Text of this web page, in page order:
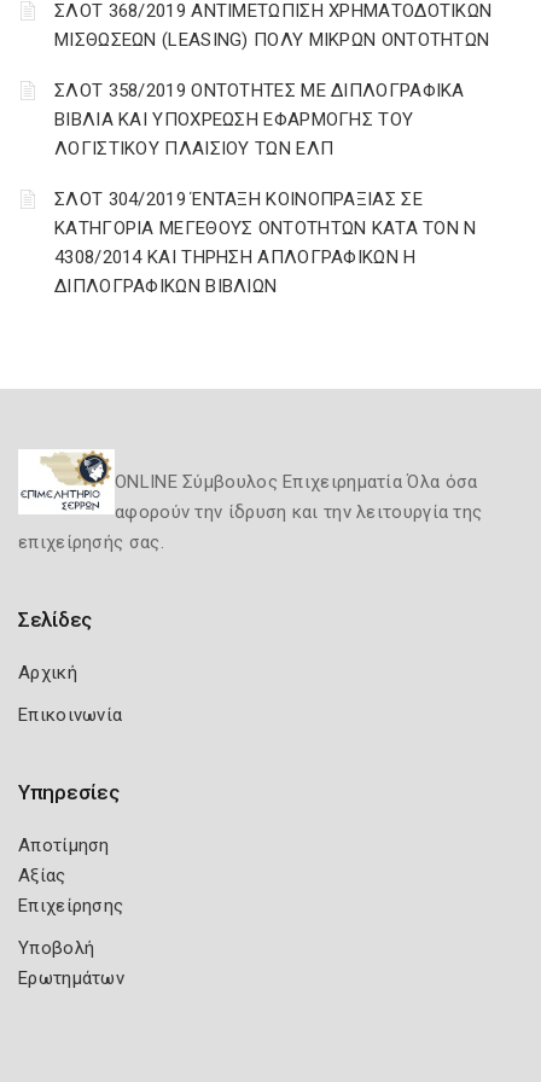
ΣΛΟΤ 368/2019 ΑΝΤΙΜΕΤΩΠΙΣΗ ΧΡΗΜΑΤΟΔΟΤΙΚΩΝ
ΜΙΣΘΩΣΕΩΝ (LEASING) ΠΟΛΥ ΜΙΚΡΩΝ ΟΝΤΟΤΗΤΩΝ
ΣΛΟΤ 358/2019 ΟΝΤΟΤΗΤΕΣ ΜΕ ΔΙΠΛΟΓΡΑΦΙΚΑ
ΒΙΒΛΙΑ ΚΑΙ ΥΠΟΧΡΕΩΣΗ ΕΦΑΡΜΟΓΗΣ ΤΟΥ
ΛΟΓΙΣΤΙΚΟΥ ΠΛΑΙΣΙΟΥ ΤΩΝ ΕΛΠ
ΣΛΟΤ 304/2019 ΈΝΤΑΞΗ ΚΟΙΝΟΠΡΑΞΙΑΣ ΣΕ
ΚΑΤΗΓΟΡΙΑ ΜΕΓΕΘΟΥΣ ΟΝΤΟΤΗΤΩΝ ΚΑΤΑ ΤΟΝ Ν
4308/2014 ΚΑΙ ΤΗΡΗΣΗ ΑΠΛΟΓΡΑΦΙΚΩΝ Η
ΔΙΠΛΟΓΡΑΦΙΚΩΝ ΒΙΒΛΙΩΝ
ONLINE Σύμβουλος Επιχειρηματία Όλα όσα
αφορούν την ίδρυση και την λειτουργία της
επιχείρησής σας.
Σελίδες
Αρχική
Επικοινωνία
Υπηρεσίες
Αποτίμηση
Αξίας
Επιχείρησης
Υποβολή
Ερωτημάτων